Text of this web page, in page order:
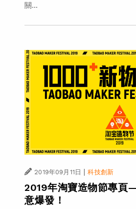
關...
2019年09月11日 | 科技創新
2019年淘寶造物節專頁
意爆發！